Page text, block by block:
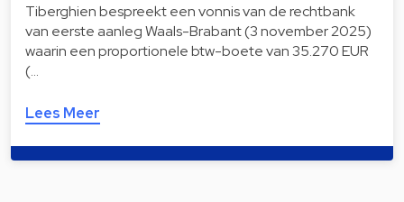
Tiberghien bespreekt een vonnis van de rechtbank
van eerste aanleg Waals-Brabant (3 november 2025)
waarin een proportionele btw-boete van 35.270 EUR
(…
Lees Meer